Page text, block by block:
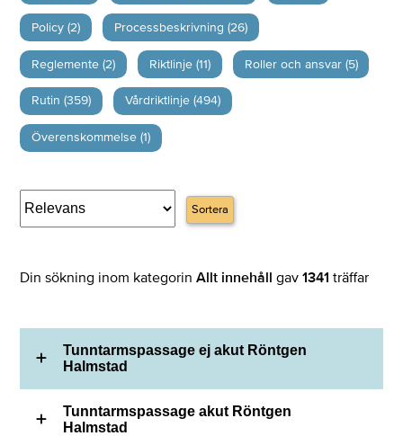
Policy (2) Processbeskrivning (26)
Reglemente (2) Riktlinje (11) Roller och ansvar (5)
Rutin (359) Vårdriktlinje (494)
Överenskommelse (1)
Sortera
Din sökning inom kategorinAllt innehåll gav1341 träffar
Tunntarmspassage ej akut Röntgen
Halmstad
Tunntarmspassage akut Röntgen
Halmstad